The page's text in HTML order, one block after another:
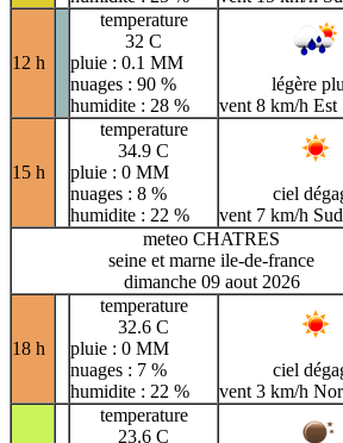
12 h
temperature
32 C
pluie : 0.1 MM
nuages : 90 %
humidite : 28 %
légère
vent 8 km/h Est
15 h
temperature
34.9 C
pluie : 0 MM
nuages : 8 %
humidite : 22 %
ciel
vent 7 km/h Sud
meteo CHATRES
seine et marne ile-de-france
dimanche 09 aout 2026
18 h
temperature
32.6 C
pluie : 0 MM
nuages : 7 %
humidite : 22 %
ciel
vent 3 km/h
temperature
23.6 C